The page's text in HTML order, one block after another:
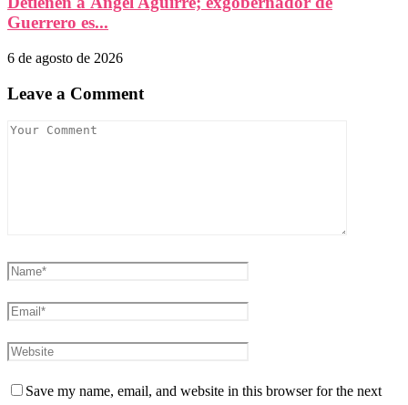
Guerrero es...
6 de agosto de 2026
Leave a Comment
Save my name, email, and website in this browser for the next